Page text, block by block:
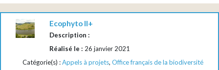
Ecophyto II+
Description :
Réalisé le : 26 janvier 2021
Catégorie(s) :Appels à projets, Office français de la biodiversité